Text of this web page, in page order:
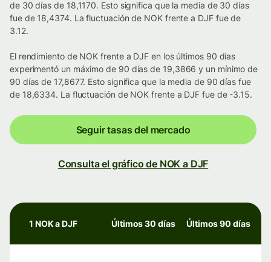
de 30 días de 18,1170. Esto significa que la media de 30 días
fue de 18,4374. La fluctuación de NOK frente a DJF fue de
3.12.
El rendimiento de NOK frente a DJF en los últimos 90 días
experimentó un máximo de 90 días de 19,3866 y un mínimo de
90 días de 17,8677. Esto significa que la media de 90 días fue
de 18,6334. La fluctuación de NOK frente a DJF fue de -3.15.
Seguir tasas del mercado
Consulta el gráfico de NOK a DJF
1 NOK a DJF Últimos 30 días Últimos 90 días